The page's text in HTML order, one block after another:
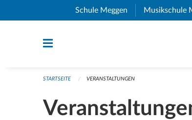
Navigation überspringen
Schule Meggen (External Link)
Musikschule
STARTSEITE VERANSTALTUNGEN